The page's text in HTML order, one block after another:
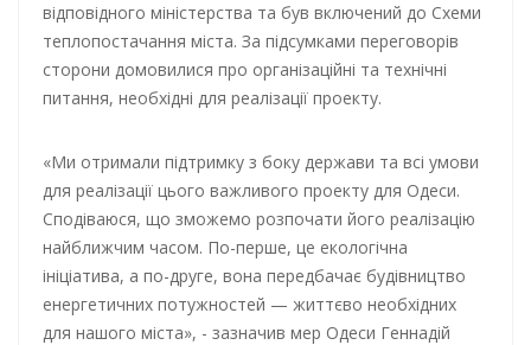
відповідного міністерства та був включений до Схеми
теплопостачання міста. За підсумками переговорів
сторони домовилися про організаційні та технічні
питання, необхідні для реалізації проекту.
«Ми отримали підтримку з боку держави та всі умови
для реалізації цього важливого проекту для Одеси.
Сподіваюся, що зможемо розпочати його реалізацію
найближчим часом. По-перше, це екологічна
ініціатива, а по-друге, вона передбачає будівництво
енергетичних потужностей — життєво необхідних
для нашого міста», - зазначив мер Одеси Геннадій